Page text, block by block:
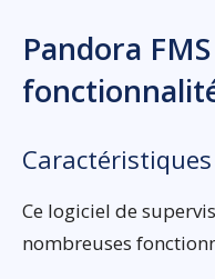
Pandora
Ce logiciel de
nombreuses